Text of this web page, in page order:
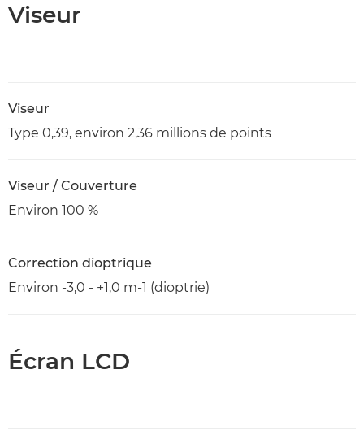
Viseur
Viseur
Type 0,39, environ 2,36 millions de points
Viseur / Couverture
Environ 100 %
Correction dioptrique
Environ -3,0 - +1,0 m-1 (dioptrie)
Écran LCD